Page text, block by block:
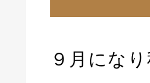
９月にな